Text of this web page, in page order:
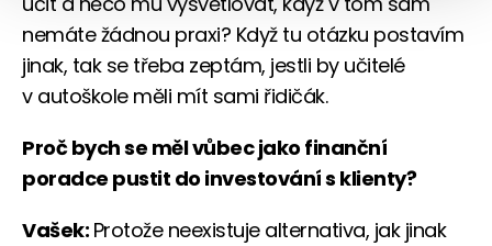
nemáte žádnou praxi? Když tu otázku postavím
jinak, tak se třeba zeptám, jestli by učitelé
v autoškole měli mít sami řidičák.
Proč bych se měl vůbec jako finanční
poradce pustit do investování s klienty?
Vašek: Protože neexistuje alternativa, jak jinak